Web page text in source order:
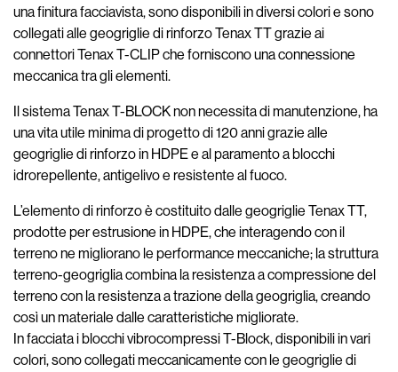
una finitura facciavista, sono disponibili in diversi colori e sono
collegati alle geogriglie di rinforzo Tenax TT grazie ai
connettori Tenax T-CLIP che forniscono una connessione
meccanica tra gli elementi.
Il sistema Tenax T-BLOCK non necessita di manutenzione, ha
una vita utile minima di progetto di 120 anni grazie alle
geogriglie di rinforzo in HDPE e al paramento a blocchi
idrorepellente, antigelivo e resistente al fuoco.
L’elemento di rinforzo è costituito dalle geogriglie Tenax TT,
prodotte per estrusione in HDPE, che interagendo con il
terreno ne migliorano le performance meccaniche; la struttura
terreno-geogriglia combina la resistenza a compressione del
terreno con la resistenza a trazione della geogriglia, creando
così un materiale dalle caratteristiche migliorate.
In facciata i blocchi vibrocompressi T-Block, disponibili in vari
colori, sono collegati meccanicamente con le geogriglie di